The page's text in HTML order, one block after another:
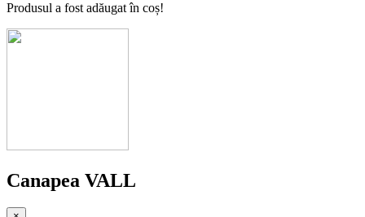
Produsul a fost adăugat în coș!
Canapea VALL